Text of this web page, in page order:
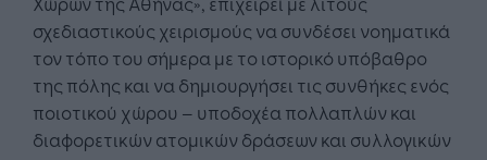
σχεδιαστικούς χειρισμούς να συνδέσει νοηματικά
τον τόπο του σήμερα με το ιστορικό υπόβαθρο
της πόλης και να δημιουργήσει τις συνθήκες ενός
ποιοτικού χώρου – υποδοχέα πολλαπλών και
διαφορετικών ατομικών δράσεων και συλλογικών